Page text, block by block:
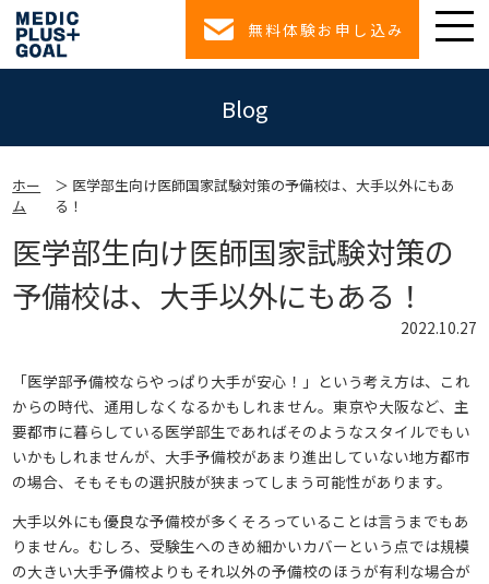
無料体験お申し込み
Blog
ホー
ム
医学部生向け医師国家試験対策の予備校は、大手以外にもあ
る！
医学部生向け医師国家試験対策の
予備校は、大手以外にもある！
2022.10.27
「医学部予備校ならやっぱり大手が安心！」という考え方は、これ
からの時代、通用しなくなるかもしれません。東京や大阪など、主
要都市に暮らしている医学部生であればそのようなスタイルでもい
いかもしれませんが、大手予備校があまり進出していない地方都市
の場合、そもそもの選択肢が狭まってしまう可能性があります。
大手以外にも優良な予備校が多くそろっていることは言うまでもあ
りません。むしろ、受験生へのきめ細かいカバーという点では規模
の大きい大手予備校よりもそれ以外の予備校のほうが有利な場合が